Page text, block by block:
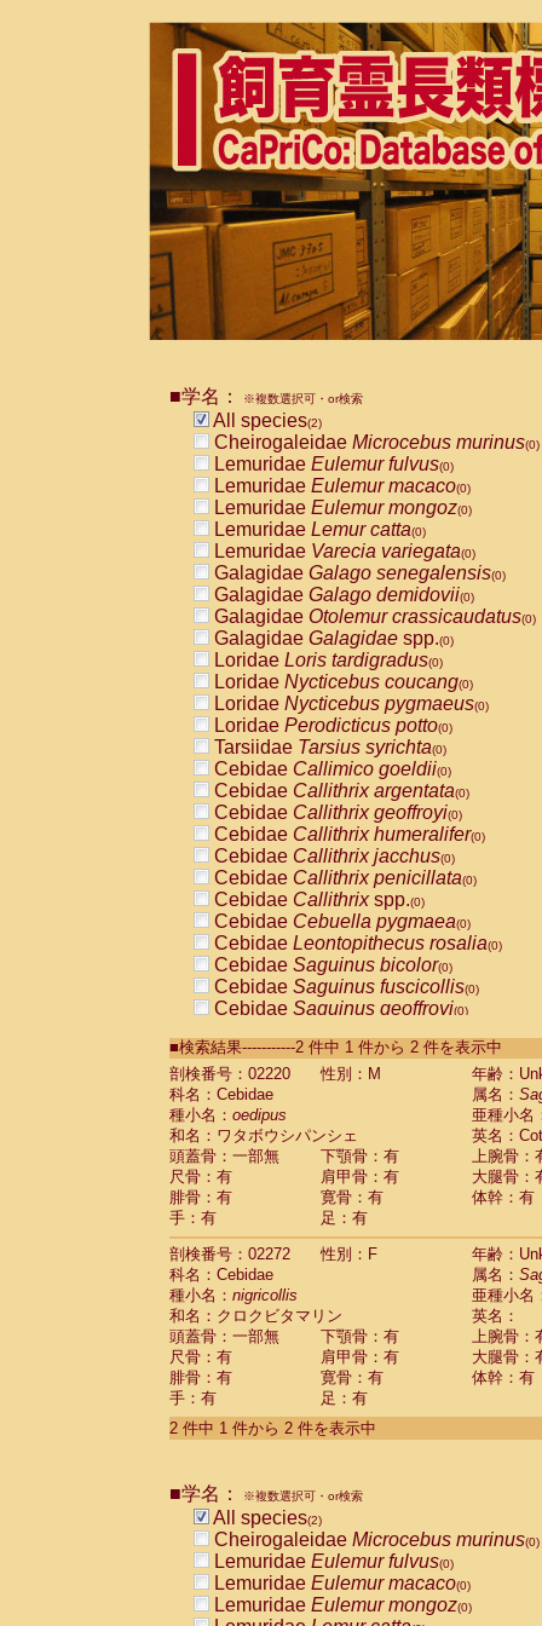
■学名： ※複数選択可・or検索
All species(2)
Cheirogaleidae Microcebus murinus(0)
Lemuridae Eulemur fulvus(0)
Lemuridae Eulemur macaco(0)
Lemuridae Eulemur mongoz(0)
Lemuridae Lemur catta(0)
Lemuridae Varecia variegata(0)
Galagidae Galago senegalensis(0)
Galagidae Galago demidovii(0)
Galagidae Otolemur crassicaudatus(0)
Galagidae Galagidae spp.(0)
Loridae Loris tardigradus(0)
Loridae Nycticebus coucang(0)
Loridae Nycticebus pygmaeus(0)
Loridae Perodicticus potto(0)
Tarsiidae Tarsius syrichta(0)
Cebidae Callimico goeldii(0)
Cebidae Callithrix argentata(0)
Cebidae Callithrix geoffroyi(0)
Cebidae Callithrix humeralifer(0)
Cebidae Callithrix jacchus(0)
Cebidae Callithrix penicillata(0)
Cebidae Callithrixspp.(0)
Cebidae Cebuella pygmaea(0)
Cebidae Leontopithecus rosalia(0)
Cebidae Saguinus bicolor(0)
Cebidae Saguinus fuscicollis(0)
Cebidae Saguinus geoffroyi(0)
CebidaeSaguinus labiatus(0)
Cebidae Saguinus leucopus (0)
Cebidae
Cebidae
CebidaeSaguinus nigricollis (1)
Cebidae Saguinus oedipus
Cebidae Saguinus weddelli
Cebidae Saguinusspp.
Cebidae Aotus trivirgatus
Cebidae Cebus albifrons
Cebidae
CebidaeCebus capucinus
CebidaeCebus nigrivittatus
Cebidae Cebusspp.(0)
Cebidae Saimiri boliviensis
Cebidae Saimiri sciureus
Atelidae Alouatta caraya
AtelidaeAlouatta fusca
AtelidaeAlouatta seniculus
AtelidaeAteles belzebuth
AtelidaeAteles geoffroyi
AtelidaeAteles paniscus(0)
AtelidaeAtelesspp. (0)
AtelidaeLagothrix lagothricha
AtelidaeLagothrix lagothricha cana
PitheciidaeCacajao calvus
■検索結果-----------2 件中 1 件から 2 件を表示中
剖検番号：02220
性別：M
年齢：
科名：Cebidae
属名：
種小名： oedipus
亜種小名
和名：ワタボウシパンシェ
英名：
頭蓋骨：一部無
下顎骨：有
上腕骨：
尺骨：有
肩甲骨：有
大腿骨：
腓骨：有
寛骨：有
体幹：有
手：有
足：有
剖検番号：02272
性別：F
年齢：
科名：Cebidae
属名：
種小名： nigricollis
亜種小名
和名：クロクビタマリン
英名：
頭蓋骨：一部無
下顎骨：有
上腕骨：
尺骨：有
肩甲骨：有
大腿骨：
腓骨：有
寛骨：有
体幹：有
手：有
足：有
2 件中 1 件から 2 件を表示中
■学名： ※複数選択可・or検索
All species(2)
Cheirogaleidae Microcebus murinus(0)
Lemuridae Eulemur fulvus(0)
Lemuridae Eulemur macaco(0)
Lemuridae Eulemur mongoz(0)